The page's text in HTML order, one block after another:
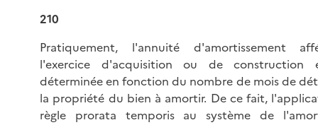
210
Pratiquement, l'annuité d'amortissement
l'exercice d'acquisition ou de construction
déterminée en fonction du nombre de mois de
la propriété du bien à amortir. De ce fait,
règle prorata temporis au système de